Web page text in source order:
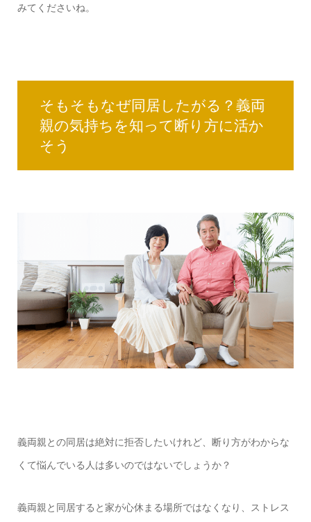
みてくださいね。
そもそもなぜ同居したがる？義両
親の気持ちを知って断り方に活か
そう
義両親との同居は絶対に拒否したいけれど、断り方がわからな
くて悩んでいる人は多いのではないでしょうか？
義両親と同居すると家が心休まる場所ではなくなり、ストレス